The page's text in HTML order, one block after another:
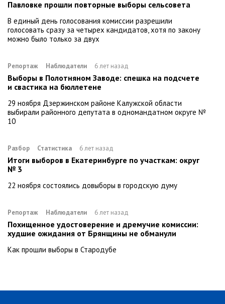
Павловке прошли повторные выборы сельсовета
В единый день голосования комиссии разрешили
голосовать сразу за четырех кандидатов, хотя по закону
можно было только за двух
Репортаж Наблюдатели 6 лет назад
Выборы в Полотняном Заводе: спешка на подсчете
и свастика на бюллетене
29 ноября Дзержинском районе Калужской области
выбирали районного депутата в одномандатном округе №
10
Разбор Статистика 6 лет назад
Итоги выборов в Екатеринбурге по участкам: округ
№ 3
22 ноября состоялись довыборы в городскую думу
Репортаж Наблюдатели 6 лет назад
Похищенное удостоверение и дремучие комиссии:
худшие ожидания от Брянщины не обманули
Как прошли выборы в Стародубе